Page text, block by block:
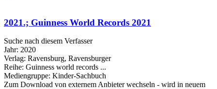
2021.; Guinness World Records 2021
Suche nach diesem Verfasser
Jahr: 2020
Verlag: Ravensburg, Ravensburger
Reihe: Guinness world records ...
Mediengruppe: Kinder-Sachbuch
Zum Download von externem Anbieter wechseln - wird in neuem